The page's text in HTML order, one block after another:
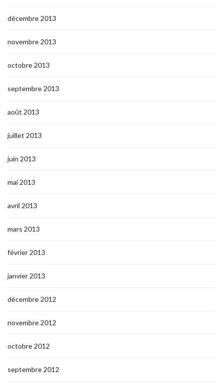
décembre 2013
novembre 2013
octobre 2013
septembre 2013
août 2013
juillet 2013
juin 2013
mai 2013
avril 2013
mars 2013
février 2013
janvier 2013
décembre 2012
novembre 2012
octobre 2012
septembre 2012